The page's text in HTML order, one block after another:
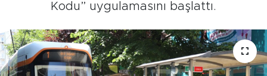
Kodu” uygulamasını başlattı.
Kültür Sanat
Haber Arşivi